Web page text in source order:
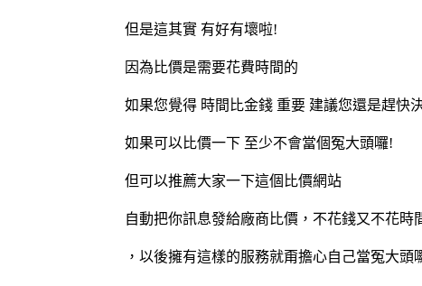
但是這其實 有好有壞啦!
因為比價是需要花費時間的
如果您覺得 時間比金錢 重要 建議您還是趕快
如果可以比價一下 至少不會當個冤大頭囉!
但可以推薦大家一下這個比價網站
自動把你訊息發給廠商比價，不花錢又不花時
，以後擁有這樣的服務就甭擔心自己當冤大頭